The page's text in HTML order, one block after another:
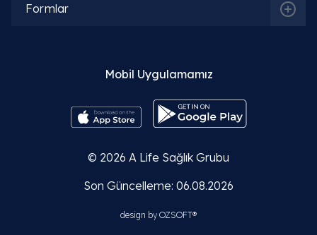
İlgili Bölümler
Kardiyoloji
Formlar
Mobil Uygulamamız
© 2026 A Life Sağlık Grubu
Son Güncelleme: 06.08.2026
design by OZSOFT®